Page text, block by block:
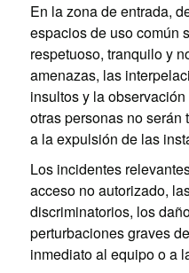
En la zona de entrada,
espacios de uso común
respetuoso, tranquilo y
amenazas, las
insultos y la
otras personas no
a la expulsión de las
Los incidentes
acceso no autorizado,
discriminatorios, los
perturbaciones graves
inmediato al equipo o a